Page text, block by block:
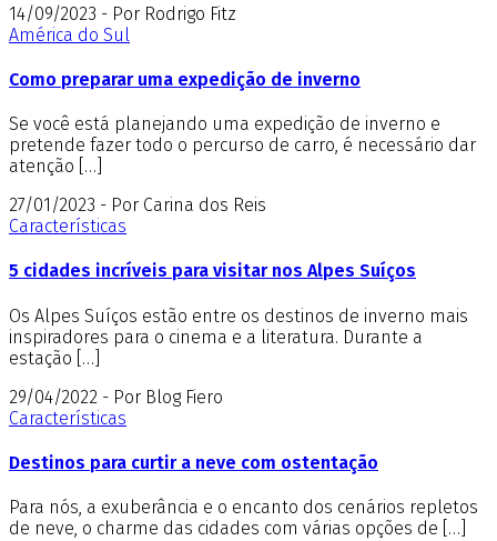
14/09/2023 - Por Rodrigo Fitz
América do Sul
Como preparar uma expedição de inverno
Se você está planejando uma expedição de inverno e
pretende fazer todo o percurso de carro, é necessário dar
atenção […]
27/01/2023 - Por Carina dos Reis
Características
5 cidades incríveis para visitar nos Alpes Suíços
Os Alpes Suíços estão entre os destinos de inverno mais
inspiradores para o cinema e a literatura. Durante a
estação […]
29/04/2022 - Por Blog Fiero
Características
Destinos para curtir a neve com ostentação
Para nós, a exuberância e o encanto dos cenários repletos
de neve, o charme das cidades com várias opções de […]